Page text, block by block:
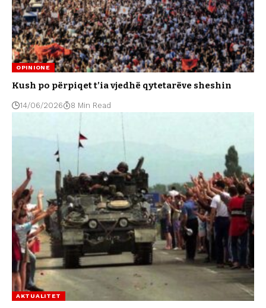
OPINIONE
Kush po përpiqet t’ia vjedhë qytetarëve sheshin
14/06/2026 8 Min Read
AKTUALITET